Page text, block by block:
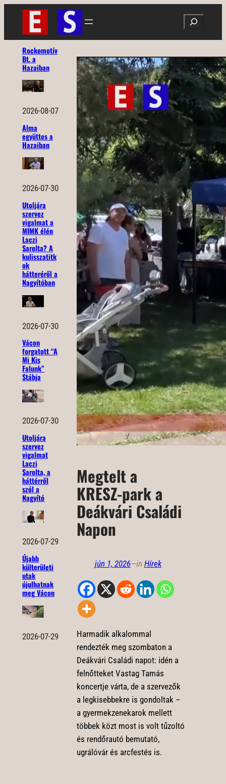
Ugrás
tartalomhoz
Search
Rockomotív
Bt. a
Hazaiban
2026-08-07
Alma
együttes a
Hazaiban
2026-07-30
Utoljára
szervez
vigalmat a
MIMK élén
Laczi
Sarolta? A
kulisszatitk
ok
hátteréről a
Nagyítóban
2026-07-30
Vácon
forgatott “A
Mi Kis
Falunk”
Stábja
2026-07-30
Utoljára
szervez
vigalmat
Laczi
Sarolta, a
háttérről
szól a
Nagyító
2026-07-29
Újabb
külterületi
utak
újulhatnak
meg Vácon
2026-07-29
Megtelt a
KRESZ-park a
Deákvári Családi
Napon
jún 1, 2026—in Hírek
Harmadik alkalommal
rendezték meg szombaton a
Deákvári Családi napot: idén a
felnőtteket Vastag Tamás
koncertje várta, de a szervezők
a legkisebbekre is gondoltak –
a gyermekzenekarok mellett
többek közt most is volt tűzoltó
és rendőrautó bemutató,
ugrálóvár és arcfestés is.